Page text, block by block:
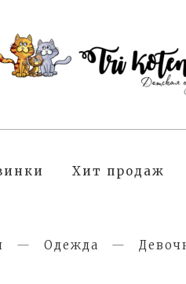
Хит продаж
Одежда